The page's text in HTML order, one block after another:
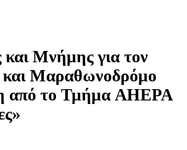
Μνήμης για τον
και Μαραθωνοδρόμο
από το Τμήμα AHEPA